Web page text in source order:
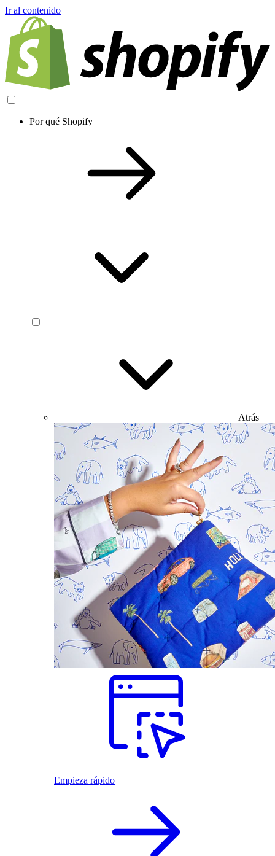
Ir al contenido
Por qué Shopify
Atrás
Empieza rápido